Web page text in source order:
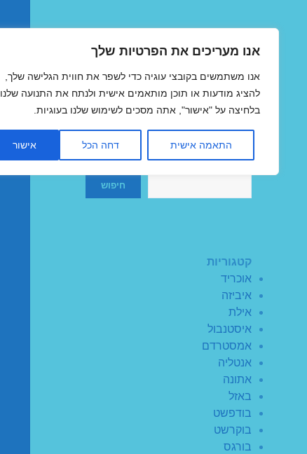
אנו מעריכים את הפרטיות שלך
אנו משתמשים בקובצי עוגיה כדי לשפר את חווית הגלישה שלך,
להציג מודעות או תוכן מותאמים אישית ולנתח את התנועה שלנו.
בלחיצה על "אישור", אתה מסכים לשימוש שלנו בעוגיות.
התאמה אישית דחה הכל אישור
MegaFlights טיסות מוזלות
חיפוש
חיפוש
קטגוריות
אוכריד
איביזה
אילת
איסטנבול
אמסטרדם
אנטליה
אתונה
באזל
בודפשט
בוקרשט
בורגס